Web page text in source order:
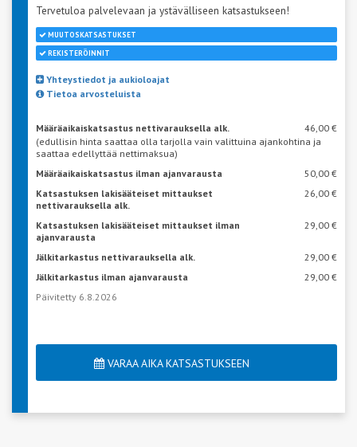
Tervetuloa palvelevaan ja ystävälliseen katsastukseen!
MUUTOSKATSASTUKSET
REKISTERÖINNIT
Yhteystiedot ja aukioloajat
Tietoa arvosteluista
Määräaikaiskatsastus nettivarauksella alk.
46,00 €
(edullisin hinta saattaa olla tarjolla vain valittuina ajankohtina ja
saattaa edellyttää nettimaksua)
Määräaikaiskatsastus ilman ajanvarausta
50,00 €
Katsastuksen lakisääteiset mittaukset
nettivarauksella alk.
26,00 €
Katsastuksen lakisääteiset mittaukset ilman
ajanvarausta
29,00 €
Jälkitarkastus nettivarauksella alk.
29,00 €
Jälkitarkastus ilman ajanvarausta
29,00 €
Päivitetty 6.8.2026
VARAA AIKA KATSASTUKSEEN